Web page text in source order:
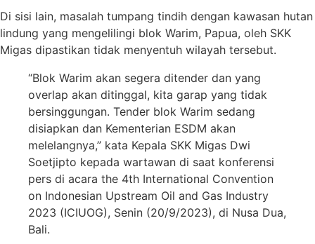
Di sisi lain, masalah tumpang tindih dengan kawasan hutan
lindung yang mengelilingi blok Warim, Papua, oleh SKK
Migas dipastikan tidak menyentuh wilayah tersebut.
“Blok Warim akan segera ditender dan yang
overlap akan ditinggal, kita garap yang tidak
bersinggungan. Tender blok Warim sedang
disiapkan dan Kementerian ESDM akan
melelangnya,” kata Kepala SKK Migas Dwi
Soetjipto kepada wartawan di saat konferensi
pers di acara the 4th International Convention
on Indonesian Upstream Oil and Gas Industry
2023 (ICIUOG), Senin (20/9/2023), di Nusa Dua,
Bali.